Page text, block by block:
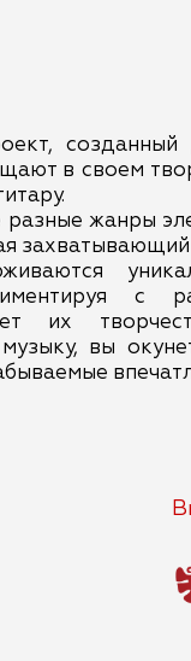
созданный
в своем
разные жанры
с
их
вы